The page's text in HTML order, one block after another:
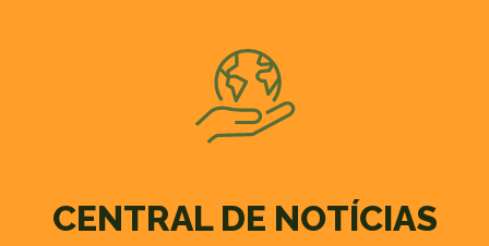
CENTRAL DE NOTÍCIAS